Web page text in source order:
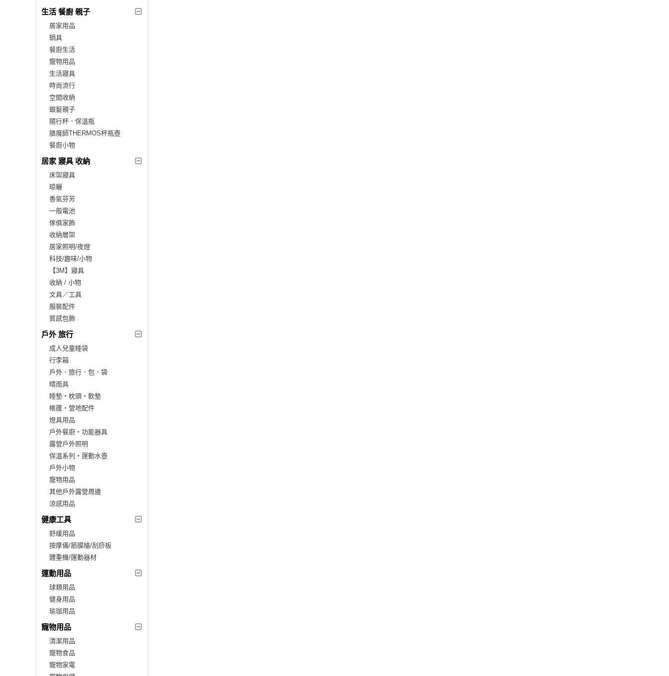
生活 餐廚 親子
居家用品
鍋具
餐廚生活
寵物用品
生活寢具
時尚流行
空間收納
銀髮親子
隨行杯．保溫瓶
膳魔師THERMOS杯瓶壺
餐廚小物
居家 寢具 收納
床架寢具
晾曬
香氣芬芳
一般電池
傢俱家飾
收納層架
居家照明/夜燈
科技/趣味/小物
【3M】寢具
收納 / 小物
文具／工具
服裝配件
質感包飾
戶外 旅行
成人兒童睡袋
行李箱
戶外．旅行．包．袋
晴雨具
睡墊‧枕頭‧軟墊
帳篷‧營地配件
燈具用品
戶外餐廚‧功能器具
露營戶外照明
保溫系列‧運動水壺
戶外小物
寵物用品
其他戶外露營周邊
涼感用品
健康工具
舒緩用品
按摩儀/筋膜槍/刮痧板
體重機/運動器材
運動用品
球類用品
健身用品
瑜珈用品
寵物用品
清潔用品
寵物食品
寵物家電